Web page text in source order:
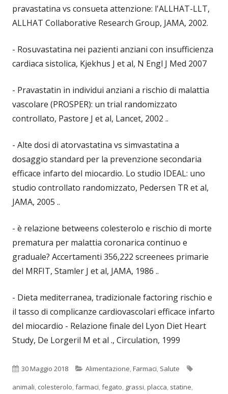
pravastatina vs consueta attenzione: l'ALLHAT-LLT,
ALLHAT Collaborative Research Group, JAMA, 2002.
- Rosuvastatina nei pazienti anziani con insufficienza
cardiaca sistolica, Kjekhus J et al, N Engl J Med 2007
- Pravastatin in individui anziani a rischio di malattia
vascolare (PROSPER): un trial randomizzato
controllato, Pastore J et al, Lancet, 2002 ..
- Alte dosi di atorvastatina vs simvastatina a
dosaggio standard per la prevenzione secondaria
efficace infarto del miocardio. Lo studio IDEAL: uno
studio controllato randomizzato, Pedersen TR et al,
JAMA, 2005 ..
- è relazione betweens colesterolo e rischio di morte
prematura per malattia coronarica continuo e
graduale? Accertamenti 356,222 screenees primarie
del MRFIT, Stamler J et al, JAMA, 1986 ..
- Dieta mediterranea, tradizionale factoring rischio e
il tasso di complicanze cardiovascolari efficace infarto
del miocardio - Relazione finale del Lyon Diet Heart
Study, De Lorgeril M et al ., Circulation, 1999
Pubblicato
30 Maggio 2018 Categorie
Alimentazione,Farmaci, Salute
animali, colesterolo,farmaci,fegato, grassi,placca, statine,